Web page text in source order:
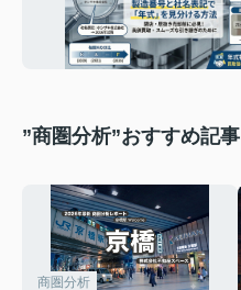
”商圏分析”おすすめ記事
商圏分析